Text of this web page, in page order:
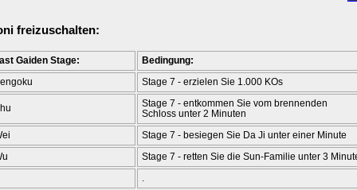
freizuschalten:
Gaiden Stage:
Bedingung:
Stage 7 - erzielen Sie 1.000 KOs
Stage 7 - entkommen Sie vom brennenden
Schloss unter 2 Minuten
Stage 7 - besiegen Sie Da Ji unter einer Minute
Stage 7 - retten Sie die Sun-Familie unter 3
.